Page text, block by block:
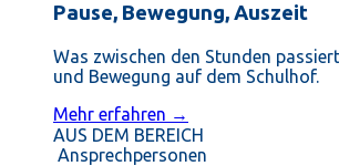
Pause, Bewegung, Auszeit
Was zwischen den Stunden
und Bewegung auf dem Schulhof.
Mehr erfahren →
AUS DEM BEREICH
Ansprechpersonen